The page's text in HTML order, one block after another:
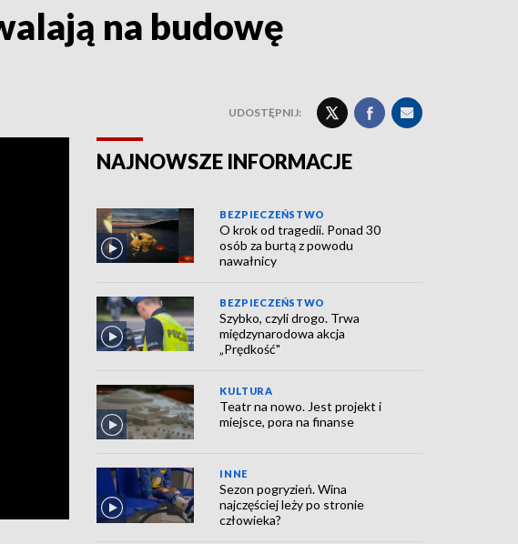
na budowę
UDOSTĘPNIJ:
NAJNOWSZE INFORMACJE
BEZPIECZEŃSTWO
O krok od tragedii. Ponad 30
osób za burtą z powodu
nawałnicy
BEZPIECZEŃSTWO
Szybko, czyli drogo. Trwa
międzynarodowa akcja
„Prędkość"
KULTURA
Teatr na nowo. Jest projekt i
miejsce, pora na finanse
INNE
Sezon pogryzień. Wina
najczęściej leży po stronie
człowieka?